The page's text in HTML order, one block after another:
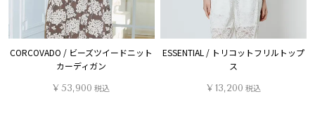
CORCOVADO / ビーズツイードニット
カーディガン
¥ 53,900 税込
ESSENTIAL / トリコットフリルトップ
ス
¥ 13,200 税込